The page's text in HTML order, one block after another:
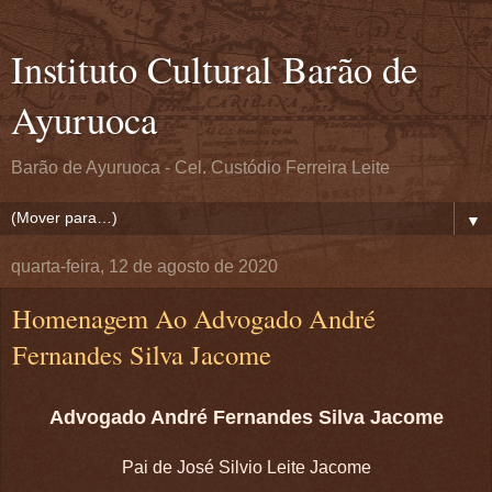
Instituto Cultural Barão de
Ayuruoca
Barão de Ayuruoca - Cel. Custódio Ferreira Leite
▼
quarta-feira, 12 de agosto de 2020
Homenagem Ao Advogado André
Fernandes Silva Jacome
Advogado André Fernandes Silva Jacome
Pai de José Silvio Leite Jacome